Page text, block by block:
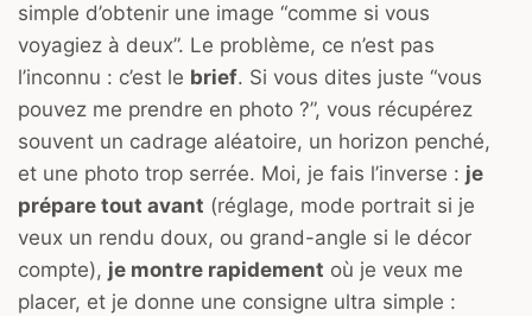
simple d’obtenir une image “comme si vous
voyagiez à deux”. Le problème, ce n’est pas
l’inconnu : c’est le brief. Si vous dites juste “vous
pouvez me prendre en photo ?”, vous récupérez
souvent un cadrage aléatoire, un horizon penché,
et une photo trop serrée. Moi, je fais l’inverse : je
prépare tout avant (réglage, mode portrait si je
veux un rendu doux, ou grand-angle si le décor
compte), je montre rapidement où je veux me
placer, et je donne une consigne ultra simple :